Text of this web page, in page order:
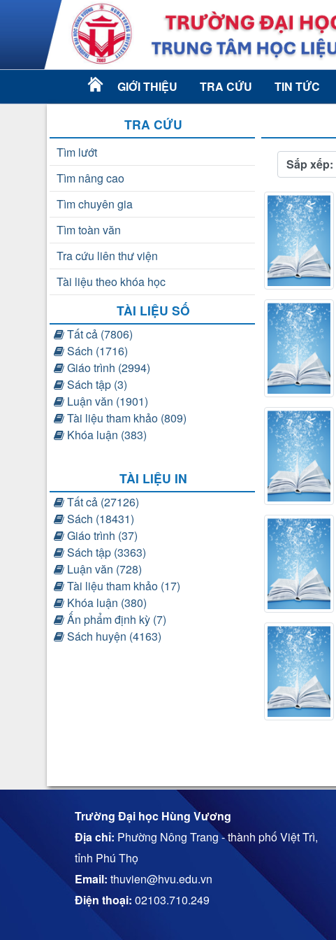
GIỚI THIỆU TRA CỨU TIN TỨC
TRA CỨU
Tìm lướt
Tìm nâng cao
Tìm chuyên gia
Tìm toàn văn
Tra cứu liên thư viện
Tài liệu theo khóa học
TÀI LIỆU SỐ
Tất cả (7806)
Sách (1716)
Giáo trình (2994)
Sách tập (3)
Luận văn (1901)
Tài liệu tham khảo (809)
Khóa luận (383)
TÀI LIỆU IN
Tất cả (27126)
Sách (18431)
Giáo trình (37)
Sách tập (3363)
Luận văn (728)
Tài liệu tham khảo (17)
Khóa luận (380)
Ấn phẩm định kỳ (7)
Sách huyện (4163)
Sắp xếp:
Trường Đại học Hùng Vương
Địa chỉ: Phường Nông Trang - thành phố Việt Trì,
tỉnh Phú Thọ
Email: thuvien@hvu.edu.vn
Điện thoại: 02103.710.249